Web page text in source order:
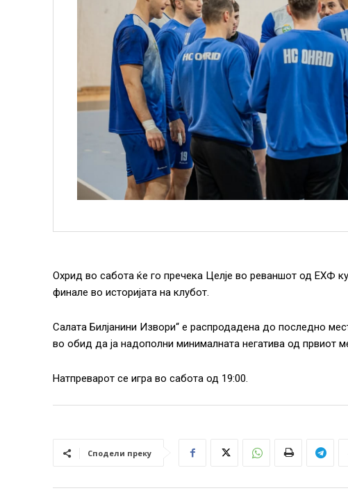
Охрид во сабота ќе го пречека Целје во реваншот од ЕХФ
финале во историјата на клубот.
Салата Билјанини Извори“ е распродадена до последно
во обид да ја надополни минималната негатива од првиот
Натпреварот се игра во сабота од 19:00.
Сподели преку